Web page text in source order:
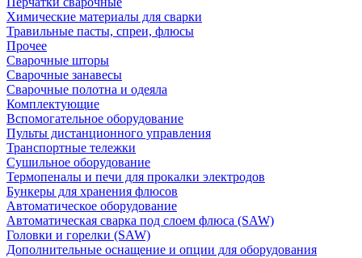
Химические материалы для сварки
Травильные пасты, спреи, флюсы
Прочее
Сварочные шторы
Сварочные занавесы
Сварочные полотна и одеяла
Комплектующие
Вспомогательное оборудование
Пульты дистанционного управления
Транспортные тележки
Сушильное оборудование
Термопеналы и печи для прокалки электродов
Бункеры для хранения флюсов
Автоматическое оборудование
Автоматическая сварка под слоем флюса (SAW)
Головки и горелки (SAW)
Дополнительные оснащение и опции для оборудования